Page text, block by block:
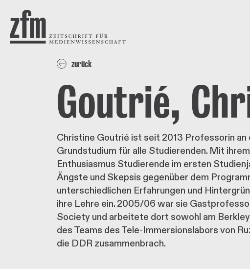
ZEITSCHRIFT FÜR
MEDIENWISSENSCHAFT
zurück
Goutrié,
Christine Goutrié ist seit 2013 Professorin
Grundstudium für alle Studierenden. Mit
Enthusiasmus Studierende im ersten
Ängste und Skepsis gegenüber dem
unterschiedlichen Erfahrungen und
ihre Lehre ein. 2005/06 war sie
Society und arbeitete dort sowohl am
des Teams des Tele-Immersionslabors von
die DDR zusammenbrach.